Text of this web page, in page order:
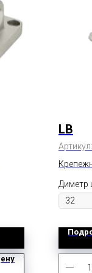
LB
Артикул:
Диметр